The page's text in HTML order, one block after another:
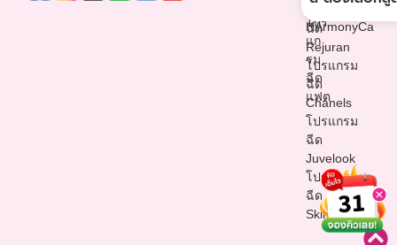
ร์
โปร
แก
รม
ฉีด
แฟต
ฉีด
HArmonyCa
ฉีด
Rejuran
โปรแกรม
ฉีด
Chanels
โปรแกรม
ฉีด
Juvelook
โปรแกรม
ฉีด
Skinvive